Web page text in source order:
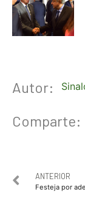
Autor:
Comparte:
ANTERIOR